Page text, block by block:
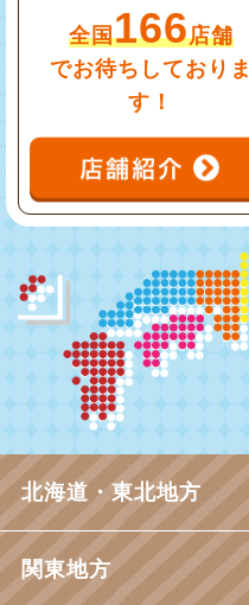
全国166店舗
でお待ちしておりま
す！
北海道・東北地方
関東地方